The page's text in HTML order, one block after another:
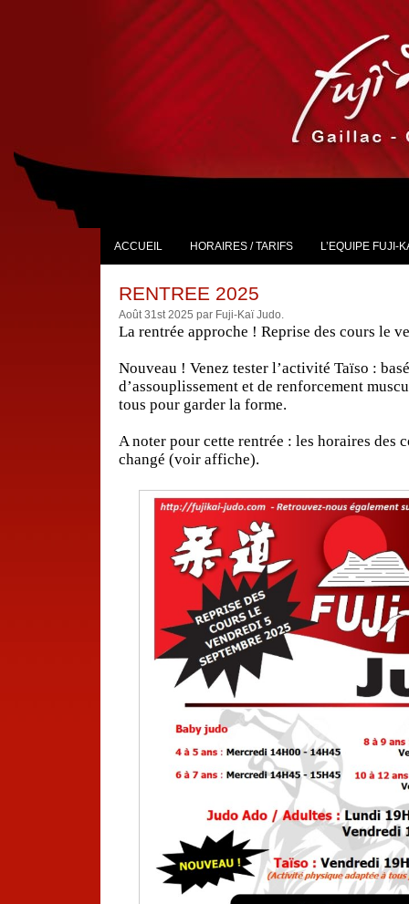
ACCUEIL HORAIRES / TARIFS L’EQUIPE FUJI-
RENTREE 2025
Août 31st 2025 par Fuji-Kaï Judo.
La rentrée approche ! Reprise des cours le
Nouveau ! Venez tester l’activité Taïso :
d’assouplissement et de renforcement
tous pour garder la forme.
A noter pour cette rentrée : les horaires des
changé (voir affiche).